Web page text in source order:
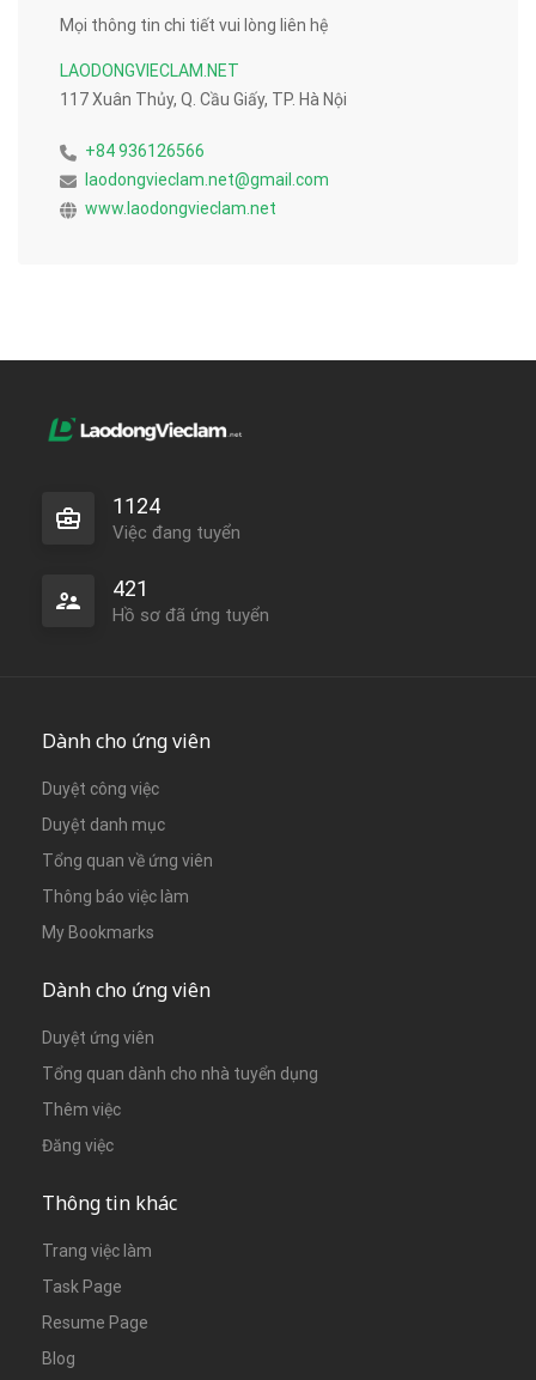
Mọi thông tin chi tiết vui lòng liên hệ
LAODONGVIECLAM.NET
117 Xuân Thủy, Q. Cầu Giấy, TP. Hà Nội
+84 936126566
laodongvieclam.net@gmail.com
www.laodongvieclam.net
1124
Việc đang tuyển
421
Hồ sơ đã ứng tuyển
Dành cho ứng viên
Duyệt công việc
Duyệt danh mục
Tổng quan về ứng viên
Thông báo việc làm
My Bookmarks
Dành cho ứng viên
Duyệt ứng viên
Tổng quan dành cho nhà tuyển dụng
Thêm việc
Đăng việc
Thông tin khác
Trang việc làm
Task Page
Resume Page
Blog